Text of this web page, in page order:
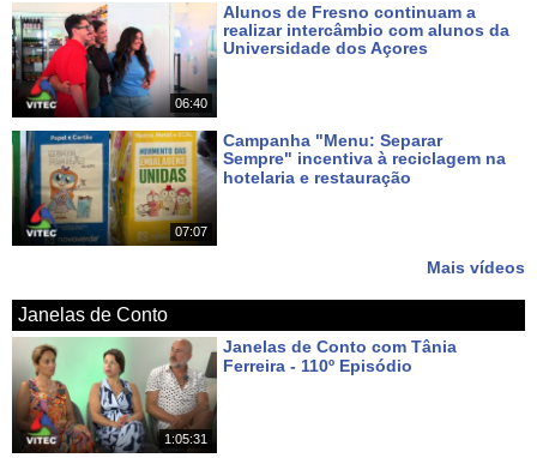
06:40
Alunos de Fresno continuam a
realizar intercâmbio com alunos da
Universidade dos Açores
07:07
Campanha "Menu: Separar
Sempre" incentiva à reciclagem na
hotelaria e restauração
Mais vídeos
Janelas de Conto
1:05:31
Janelas de Conto com Tânia
Ferreira - 110º Episódio